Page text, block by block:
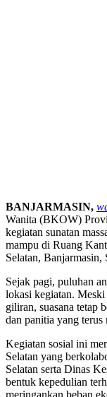
BANJARMASIN,
Wanita (BKOW)
kegiatan sunatan
mampu di Ruang
Selatan, Banjarmasin,
Sejak pagi, puluhan
lokasi kegiatan. Meski
giliran, suasana tetap
dan panitia yang terus
Kegiatan sosial ini
Selatan yang
Selatan serta Dinas
bentuk kepedulian
meringankan beban